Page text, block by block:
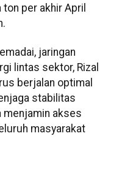
per akhir April
jaringan
lintas sektor, Rizal
berjalan optimal
stabilitas
menjamin akses
masyarakat